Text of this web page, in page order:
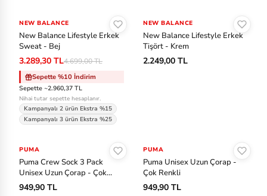
O
ak
le
y
P
u
a
S
al
-%30
NEW BALANCE
New Balance Lifestyle Erkek
Sweat - Bej
3.289,30 TL4.699,00 TL
Sepette %10 İndirim
Sepette ~2.960,37 TL
Nihai tutar sepette hesaplanır.
Kampanyalı 2 ürün Ekstra %15
Kampanyalı 3 ürün Ekstra %25
NEW BALANCE
New Balance Lifestyle Erkek
Tişört - Krem
2.249,00 TL
PUMA
Puma Crew Sock 3 Pack
Unisex Uzun Çorap - Çok
Renkli
949,90 TL
PUMA
Puma Unisex Uzun Çorap -
Çok Renkli
949,90 TL